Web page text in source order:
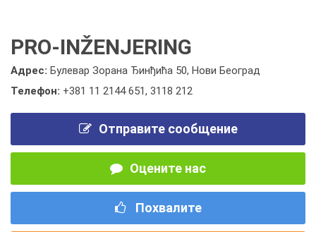
PRO-INŽENJERING
Адрес: Булевар Зорана Ђинђића 50, Нови Београд
Телефон: +381 11 2144 651, 3118 212
Отправите сообщение
Оцените нас
Похвалите